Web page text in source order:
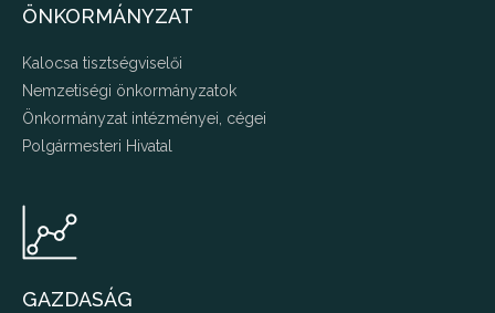
ÖNKORMÁNYZAT
Kalocsa tisztségviselői
Nemzetiségi önkormányzatok
Önkormányzat intézményei, cégei
Polgármesteri Hivatal
GAZDASÁG